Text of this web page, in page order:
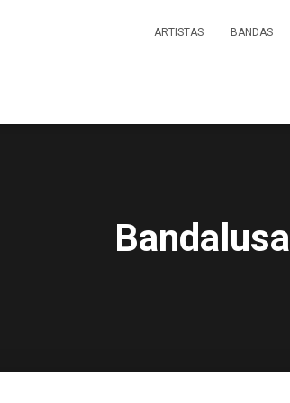
ARTISTAS BANDAS
Bandalusa